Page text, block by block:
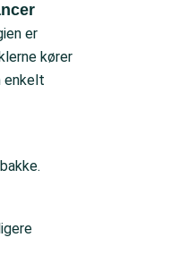
er
kører
enkelt